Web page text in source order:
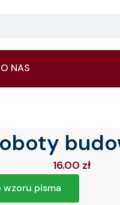
O NAS
16.00 zł
pisma